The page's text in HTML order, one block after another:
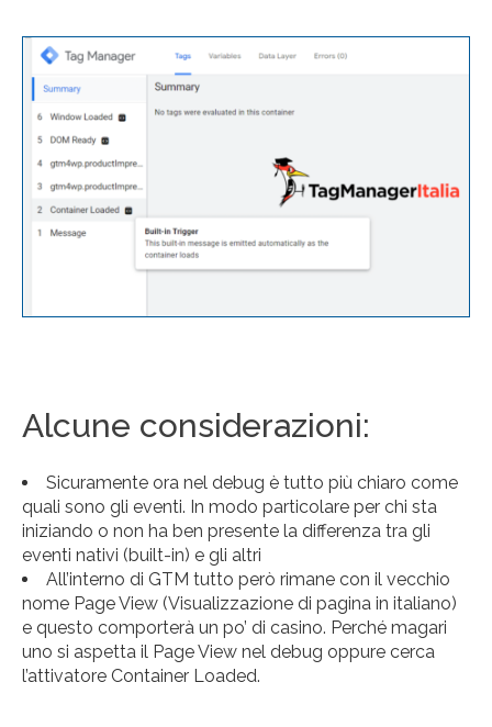
Alcune considerazioni:
Sicuramente ora nel debug è tutto più chiaro come
quali sono gli eventi. In modo particolare per chi sta
iniziando o non ha ben presente la differenza tra gli
eventi nativi (built-in) e gli altri
All’interno di GTM tutto però rimane con il vecchio
nome Page View (Visualizzazione di pagina in italiano)
e questo comporterà un po’ di casino. Perché magari
uno si aspetta il Page View nel debug oppure cerca
l’attivatore Container Loaded.